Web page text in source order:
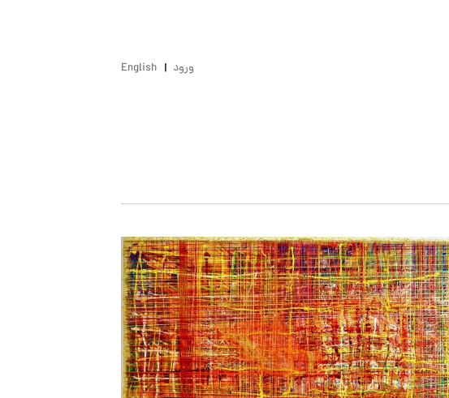
ورود English